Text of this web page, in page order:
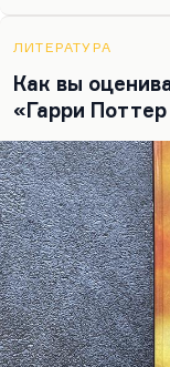
принципами».
произошел
взял и написал
статью «Не
Я знал его как
замечательно
ЛИТЕРАТУРА
Как вы
«Гарри